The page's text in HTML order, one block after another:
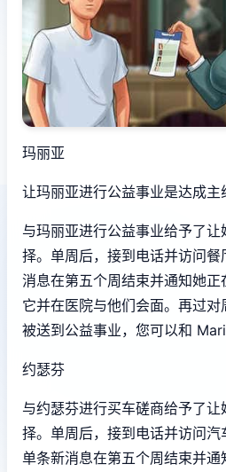
玛丽亚
让玛丽亚进行公益事业是达成主
与玛丽亚进行公益事业给予了
择。单周后，接到电话并访问
消息在第五个周结束并通知她
它并在医院与他们会面。再过
被送到公益事业，您可以和
约瑟芬
与约瑟芬进行买车磋商给予了
择。单周后，接到电话并访问汽
单条新消息在第五个周结束并